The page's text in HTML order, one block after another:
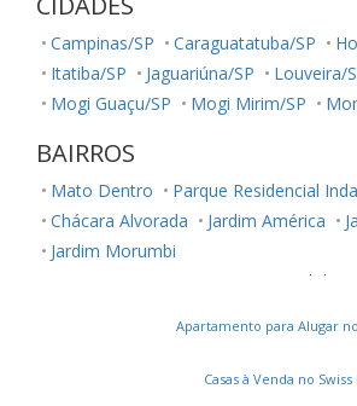
Campinas/SP Caraguatatuba/SP
Itatiba/SP
Jaguariúna/SP
Louveira/
Mogi Guaçu/SP
Mogi Mirim/SP
Salto/SP
Valinhos/SP
Vinhedo/SP
BAIRROS
Mato Dentro
Parque Residencial
Chácara Alvorada
Jardim América
Jardim Morumbi
Recanto Campestre Internacional de
Colinas do Mosteiro de Itaici
Jardim
Jardim Casablanca
Apartamento para Alugar
Casas à Venda no Swiss